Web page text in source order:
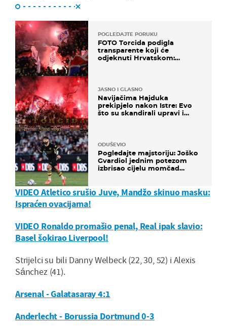
POGLEDAJTE PORUKU
FOTO Torcida podigla
transparente koji će
odjeknuti Hrvatskom:
JASNO I GLASNO
Navijačima Hajduka
prekipjelo nakon Istre: Evo
što su skandirali upravi i
ODUŠEVIO
Pogledajte majstoriju: Joško
Gvardiol jednim potezom
izbrisao cijelu momčad
VIDEO Atletico srušio Juve, Mandžo skinuo masku:
Ispraćen ovacijama!
VIDEO Ronaldo promašio penal, Real ipak slavio:
Basel šokirao Liverpool!
Strijelci su bili Danny Welbeck (22, 30, 52) i Alexis
Sánchez (41).
Arsenal - Galatasaray 4:1
Anderlecht - Borussia Dortmund 0-3